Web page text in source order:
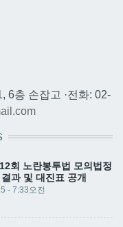
6층 손잡고 ·전화: 02-
회 노란봉투법 모의법정
과 및 대진표 공개
- 7:33오전